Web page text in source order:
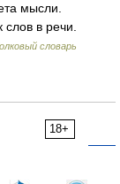
мысли.
в речи.
словарь
18+